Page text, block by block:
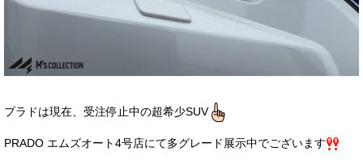
ニュース
プラドは現在、受注停止中の超希少SUV
PRADO エムズオート4号店にて多グレード展示中でございます